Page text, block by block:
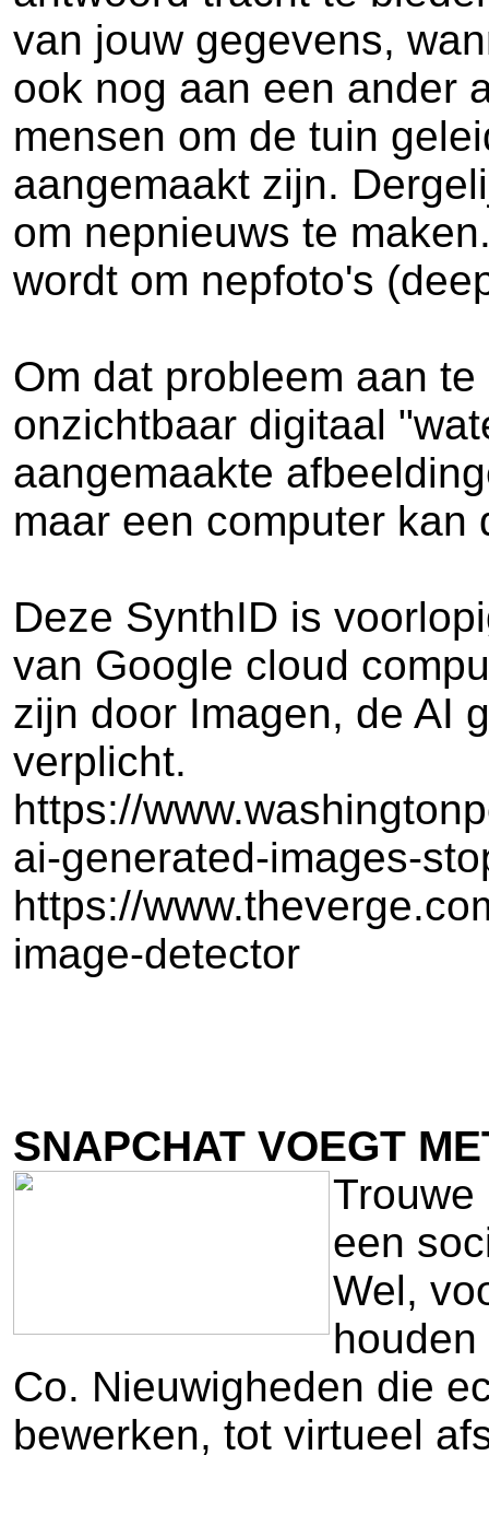
van jouw gegevens,
ook nog aan een ander
mensen om de tuin
aangemaakt zijn.
om nepnieuws te
wordt om nepfoto's
Om dat probleem aan
onzichtbaar digitaal
aangemaakte
maar een computer kan
Deze SynthID is
van Google cloud
zijn door Imagen, de AI
verplicht.
https://
ai-generated-images-
https://
image-detector
SNAPCHAT VOEGT
Trouwe
een
Wel,
Co. Nieuwigheden die
bewerken, tot virtueel